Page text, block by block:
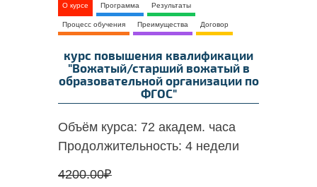
О курсе Программа Результаты
Процесс обучения Преимущества Договор
курс повышения квалификации
"Вожатый/старший вожатый в
образовательной организации по
ФГОС"
Объём курса: 72 академ. часа
Продолжительность: 4 недели
4200.00₽